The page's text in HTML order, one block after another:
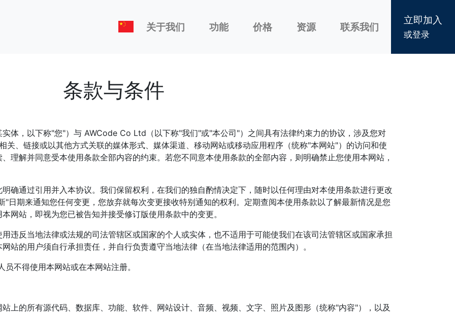
关于我们 功能 价格 资源 联系我们
立即加入
或登录
条款与条件
体，以下称"您"）与 AWCode Co Ltd（以下称"我们"或"本公司"）之间具有法律约束力的协议，涉及您对
、链接或以其他方式关联的媒体形式、媒体渠道、移动网站或移动应用程序（统称"本网站"）的访问和使
理解并同意受本使用条款全部内容的约束。若您不同意本使用条款的全部内容，则明确禁止您使用本网站，
确通过引用并入本协议。我们保留权利，在我们的独自酌情决定下，随时以任何理由对本使用条款进行更改
日期来通知您任何变更，您放弃就每次变更接收特别通知的权利。定期查阅本使用条款以了解最新情况是您
网站，即视为您已被告知并接受修订版使用条款中的变更。
违反当地法律或法规的司法管辖区或国家的个人或实体，也不适用于可能使我们在该司法管辖区或国家承担
站的用户须自行承担责任，并自行负责遵守当地法律（在当地法律适用的范围内）。
不得使用本网站或在本网站注册。
上的所有源代码、数据库、功能、软件、网站设计、音频、视频、文字、照片及图形（统称"内容"），以及